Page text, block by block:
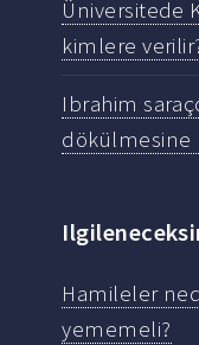
Üniversitede
kimlere
Ibrahim
dökülmesine
Hamileler
yememeli?